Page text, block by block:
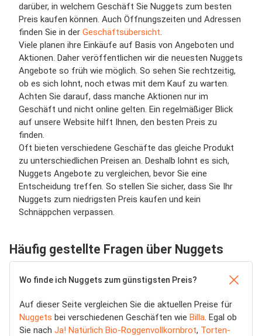
darüber, in welchem Geschäft Sie Nuggets zum besten
Preis kaufen können. Auch Öffnungszeiten und Adressen
finden Sie in der Geschäftsübersicht
Viele planen ihre Einkäufe auf Basis von Angeboten und
Aktionen. Daher veröffentlichen wir die neuesten Nuggets
Angebote so früh wie möglich. So sehen Sie rechtzeitig,
ob es sich lohnt, noch etwas mit dem Kauf zu warten.
Achten Sie darauf, dass manche Aktionen nur im
Geschäft und nicht online gelten. Ein regelmäßiger Blick
auf unsere Website hilft Ihnen, den besten Preis zu
finden.
Oft bieten verschiedene Geschäfte das gleiche Produkt
zu unterschiedlichen Preisen an. Deshalb lohnt es sich,
Nuggets Angebote zu vergleichen, bevor Sie eine
Entscheidung treffen. So stellen Sie sicher, dass Sie Ihr
Nuggets zum niedrigsten Preis kaufen und kein
Schnäppchen verpassen.
Häufig gestellte Fragen über Nuggets
Wo finde ich Nuggets zum günstigsten Preis?
Auf dieser Seite vergleichen Sie die aktuellen Preise für
Nuggets bei verschiedenen Geschäften wie Billa . Egal ob
Sie nach Ja! Natürlich Bio-Roggenvollkornbrot, Torten-